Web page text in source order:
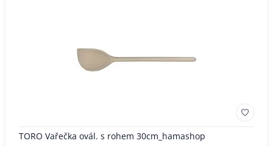
TORO Vařečka ovál. s rohem 30cm_hamashop